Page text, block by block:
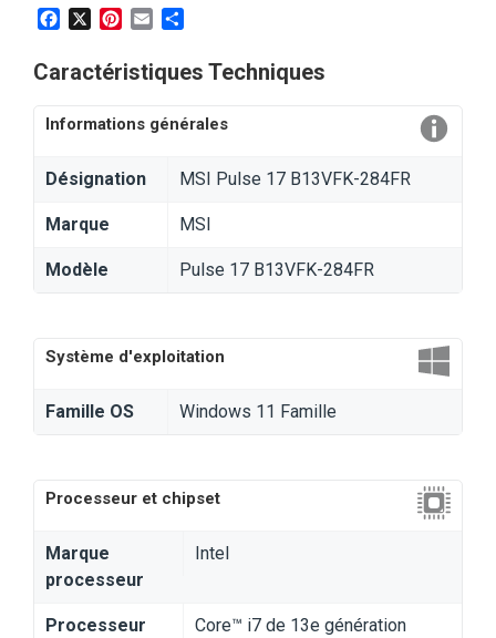
FacebookPinterest
Email
Caractéristiques Techniques
Informations générales
Désignation MSI Pulse 17 B13VFK-284FR
Marque MSI
Modèle Pulse 17 B13VFK-284FR
Système d'exploitation
Famille OS Windows 11 Famille
Processeur et chipset
Marque
processeur
Intel
Processeur Core™ i7 de 13e génération